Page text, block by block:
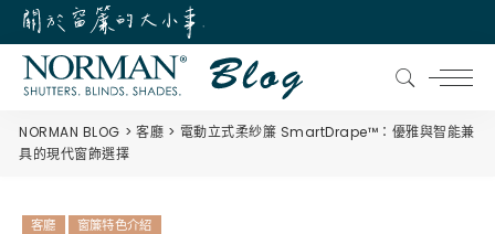
NORMAN BLOG 客廳
電動立式柔紗簾 SmartDrape™：優雅與智能兼
具的現代窗飾選擇
客廳 窗簾特色介紹